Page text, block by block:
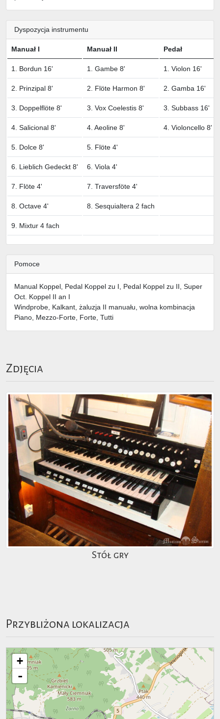
Dyspozycja instrumentu
Manuał I Manuał II Pedał
1. Bordun 16' 1. Gambe 8' 1. Violon 16'
2. Prinzipal 8' 2. Flöte Harmon 8' 2. Gamba 16'
3. Doppelflöte 8' 3. Vox Coelestis 8' 3. Subbass 16'
4. Salicional 8' 4. Aeoline 8' 4. Violoncello 8'
5. Dolce 8' 5. Flöte 4'
6. Lieblich Gedeckt 8' 6. Viola 4'
7. Flöte 4' 7. Traversföte 4'
8. Octave 4' 8. Sesquialtera 2 fach
9. Mixtur 4 fach
Pomoce
Manual Koppel, Pedal Koppel zu I, Pedal Koppel zu II, Super
Oct. Koppel II an I
Windprobe, Kalkant, żaluzja II manuału, wolna kombinacja
Piano, Mezzo-Forte, Forte, Tutti
Zdjęcia
Stół gry
Przybliżona lokalizacja
+
-